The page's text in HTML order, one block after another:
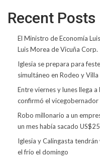
Recent Posts
El Ministro de Economía
Luis Morea de Vicuña Corp.
Iglesia se prepara para
simultáneo en Rodeo y Villa
Entre viernes y lunes llega
confirmó el vicegobernador
Robo millonario a un
un mes había sacado
Iglesia y Calingasta
el frío el domingo